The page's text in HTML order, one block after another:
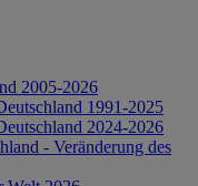
2005-2026
1991-2025
2024-2026
- Veränderung des